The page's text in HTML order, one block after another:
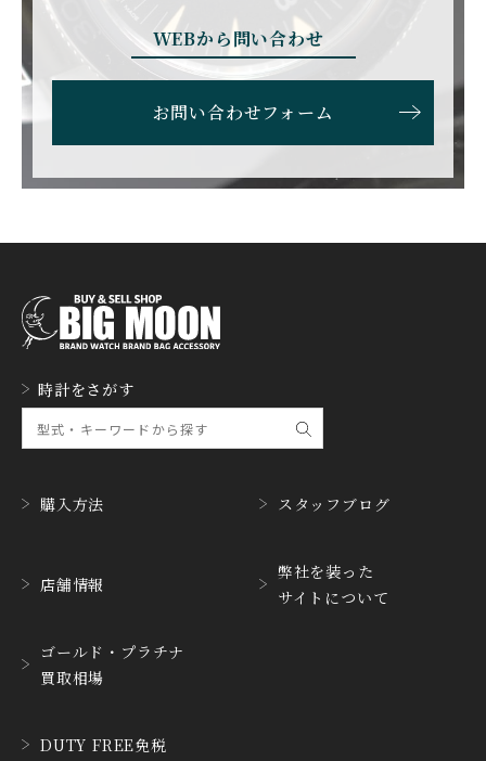
EBERHARD
エベラール
EDOX
エドックス
F.P.ジュルヌ
ファーブル・ルーバ フォルティス
FRANCK MULLER NT
GERALD GENTA
ジェラルド・ジェンタ
GLASHUTTE ORIGINA
L
グラスヒュッテ・オリジ
ナル
グッチ
HARRY WINSTON
HEINRICH-GEISEN
ハインリッヒ ガイセン
HORAE
WEBから問い合わせ
お問い合わせフォーム
時計をさがす
購入方法
店舗情報
ゴールド・プラチナ
買取相場
DUTY FREE免税
スタッフブログ
弊社を装った
サイトについて